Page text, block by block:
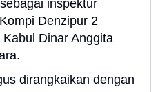
inspektur
Denzipur 2
Dinar Anggita
dirangkaikan dengan